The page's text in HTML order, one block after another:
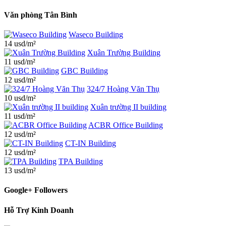
Văn phòng Tân Bình
Waseco Building
14 usd/m²
Xuân Trường Building
11 usd/m²
GBC Building
12 usd/m²
324/7 Hoàng Văn Thụ
10 usd/m²
Xuân trường II building
11 usd/m²
ACBR Office Building
12 usd/m²
CT-IN Building
12 usd/m²
TPA Building
13 usd/m²
Google+ Followers
Hỗ Trợ Kinh Doanh